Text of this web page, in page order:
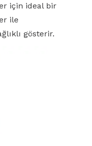
için ideal bir
ile
gösterir.